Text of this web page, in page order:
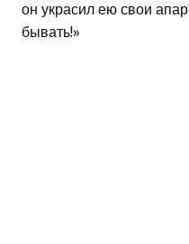
он украсил ею свои
бывать!»